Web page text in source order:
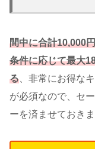
間中に合計10,000
条件に応じて最大
る 、非常にお得な
が必須なので、セ
ーを済ませておきま